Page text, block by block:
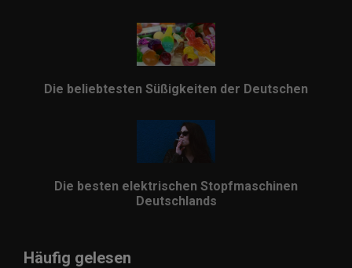
Die beliebtesten Süßigkeiten der Deutschen
Die besten elektrischen Stopfmaschinen
Deutschlands
Häufig gelesen